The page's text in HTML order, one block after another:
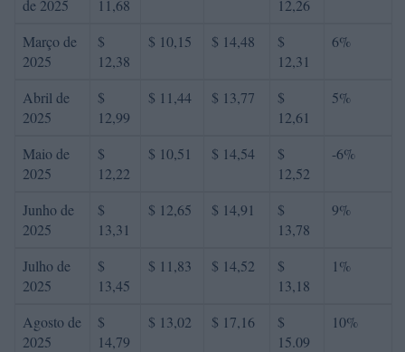
de 2025
11,68
12,26
Março de
2025
$
12,38
$ 10,15 $ 14,48
$
12,31
6%
Abril de
2025
$
12,99
$ 11,44 $ 13,77
$
12,61
5%
Maio de
2025
$
12,22
$ 10,51 $ 14,54
$
12,52
-6%
Junho de
2025
$
13,31
$ 12,65 $ 14,91
$
13,78
9%
Julho de
2025
$
13,45
$ 11,83 $ 14,52
$
13,18
1%
Agosto de
2025
$
14,79
$ 13,02 $ 17,16
$
15.09
10%